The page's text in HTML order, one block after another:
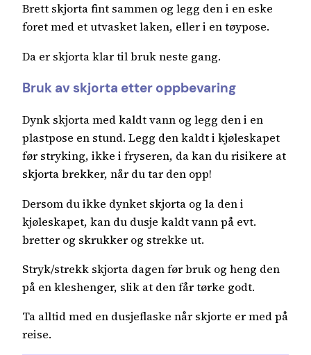
Brett skjorta fint sammen og legg den i en eske
foret med et utvasket laken, eller i en tøypose.
Da er skjorta klar til bruk neste gang.
Bruk av skjorta etter oppbevaring
Dynk skjorta med kaldt vann og legg den i en
plastpose en stund. Legg den kaldt i kjøleskapet
før stryking, ikke i fryseren, da kan du risikere at
skjorta brekker, når du tar den opp!
Dersom du ikke dynket skjorta og la den i
kjøleskapet, kan du dusje kaldt vann på evt.
bretter og skrukker og strekke ut.
Stryk/strekk skjorta dagen før bruk og heng den
på en kleshenger, slik at den får tørke godt.
Ta alltid med en dusjeflaske når skjorte er med på
reise.